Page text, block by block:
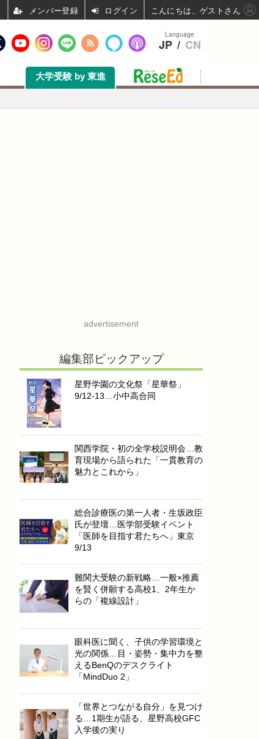
大学受験 by 東進
advertisement
編集部ピックアップ
星野学園の文化祭「星華祭」
9/12-13…小中高合同
関西学院・初の全学校説明会…教
育現場から語られた「一貫教育の
魅力とこれから」
総合診療医の第一人者・生坂政臣
氏が登壇…医学部受験イベント
「医師を目指す君たちへ」東京
9/13
難関大受験の新戦略…一般×推薦
を賢く併願する高校1、2年生か
らの「複線設計」
眼科医に聞く、子供の学習環境と
光の関係…目・姿勢・集中力を整
えるBenQのデスクライト
「MindDuo 2」
「世界とつながる自分」を見つけ
る…1期生が語る、星野高校GFC
入学後の実り
Language
JP / CN
ログイン こんにちは、ゲストさん